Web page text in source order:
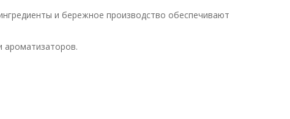
и бережное производство обеспечивают
ароматизаторов.